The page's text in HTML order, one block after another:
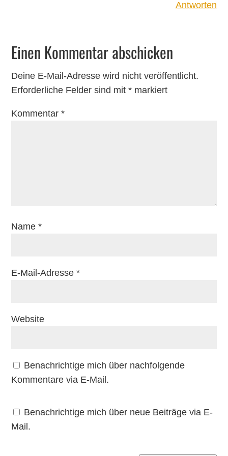
Antworten
Einen Kommentar abschicken
Deine E-Mail-Adresse wird nicht veröffentlicht.
Erforderliche Felder sind mit* markiert
Kommentar*
Name*
E-Mail-Adresse*
Website
Benachrichtige mich über nachfolgende
Kommentare via E-Mail.
Benachrichtige mich über neue Beiträge via E-
Mail.